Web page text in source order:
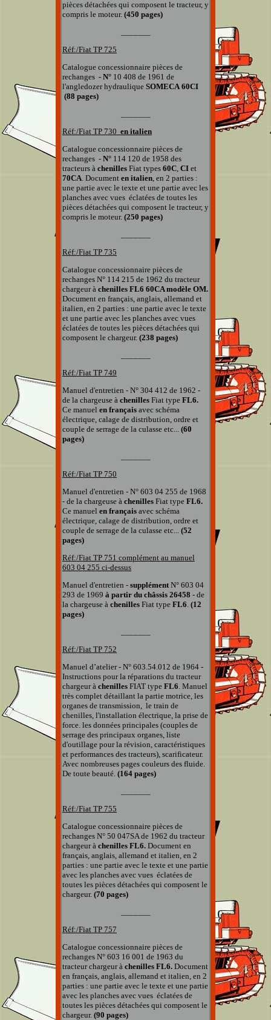
pièces détachées qui composent le tracteur, y
compris le moteur. (450 pages)
Réf:/Fiat TP 725
Catalogue concessionnaire pièces de
rechanges - N° 10 408 de 1961 de
l'angledozer hydraulique SOMECA 60CI
(88 pages)
Réf:/Fiat TP 730 en italien
Catalogue concessionnaire pièces de
rechanges - N° 114 120 de 1958 des
tracteurs à chenilles Fiat types 60C, CI et
70CA. Document en italien, en 2 parties :
une partie avec le texte et une partie avec les
planches avec vues éclatées de toutes les
pièces détachées qui composent le tracteur, y
compris le moteur. (250 pages)
Réf:/Fiat TP 735
Catalogue concessionnaire pièces de
rechanges N° 114 215 de 1962 du tracteur
chargeur à chenilles FL6 60CA modèle OM.
Document en français, anglais, allemand et
italien, en 2 parties : une partie avec le texte
et une partie avec les planches avec vues
éclatées de toutes les pièces détachées qui
composent le chargeur. (238 pages)
Réf:/Fiat TP 749
Manuel d'entretien - N° 304 412 de 1962 -
de la chargeuse à chenilles Fiat type FL6.
Ce manuel en français avec schéma
électrique, calage de distribution, ordre et
couple de serrage de la culasse etc... (60
pages)
Réf:/Fiat TP 750
Manuel d'entretien - N° 603 04 255 de 1968
- de la chargeuse à chenilles Fiat type FL6.
Ce manuel en français avec schéma
électrique, calage de distribution, ordre et
couple de serrage de la culasse etc... (52
pages)
Réf:/Fiat TP 751 complément au manuel
603 04 255 ci-dessus
Manuel d'entretien - supplémentN° 603 04
293 de 1969 à partir du châssis 26458 - de
la chargeuse à chenilles Fiat type FL6. (12
pages)
Réf:/Fiat TP 752
Manuel d’atelier - N° 603.54.012 de 1964 -
Instructions pour la réparations du tracteur
chargeurà chenilles FIAT type FL6. Manuel
très complet détaillant la partie motrice, les
organes de transmission, le train de
chenilles, l'installation électrique, la prise de
force. les données principales (couples de
serrage des principaux organes, liste
d'outillage pour la révision, caractéristiques
et performances des tracteurs), scarificateur.
Avec nombreuses pages couleurs des fluide.
De toute beauté. (164 pages)
Réf:/Fiat TP 755
Catalogue concessionnaire pièces de
rechanges N° 50 047SA de 1962 du tracteur
chargeur à chenilles FL6. Document en
français, anglais, allemand et italien, en 2
parties : une partie avec le texte et une partie
avec les planches avec vues éclatées de
toutes les pièces détachées qui composent le
chargeur. (70 pages)
Réf:/Fiat TP 757
Catalogue concessionnaire pièces de
rechanges N° 603 16 001 de 1963 du
tracteur chargeur à chenilles FL6. Document
en français, anglais, allemand et italien, en 2
parties : une partie avec le texte et une partie
avec les planches avec vues éclatées de
toutes les pièces détachées qui composent le
chargeur. (90 pages)